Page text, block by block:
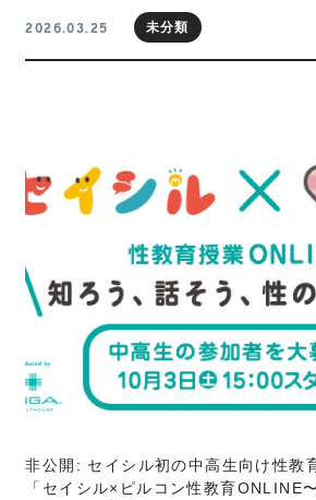
2026.03.25 未分類
非公開: セイシル初の中高生向け性教
「セイシル×ピルコン性教育ONLINE